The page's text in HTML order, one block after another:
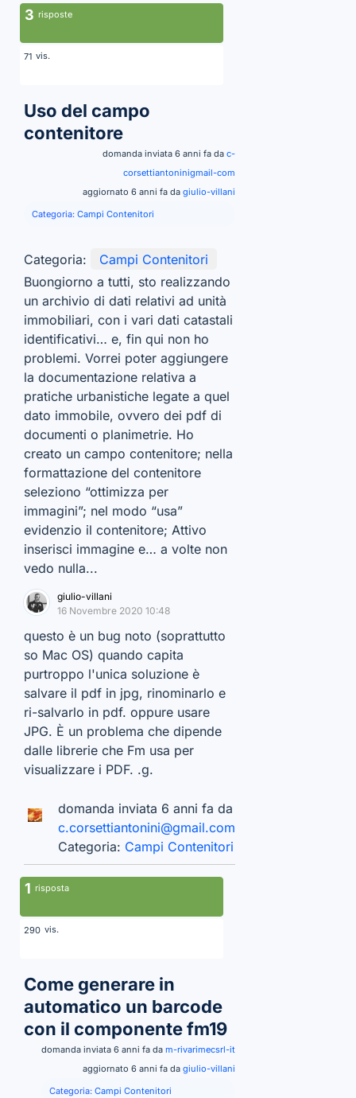
3 risposte
71 vis.
Uso del campo
contenitore
domanda inviata 6 anni fa da c-
corsettiantoninigmail-com
aggiornato 6 anni fa da giulio-villani
Categoria: Campi Contenitori
Categoria:
Campi Contenitori
Buongiorno a tutti, sto realizzando
un archivio di dati relativi ad unità
immobiliari, con i vari dati catastali
identificativi… e, fin qui non ho
problemi. Vorrei poter aggiungere
la documentazione relativa a
pratiche urbanistiche legate a quel
dato immobile, ovvero dei pdf di
documenti o planimetrie. Ho
creato un campo contenitore; nella
formattazione del contenitore
seleziono “ottimizza per
immagini”; nel modo “usa”
evidenzio il contenitore; Attivo
inserisci immagine e… a volte non
vedo nulla...
giulio-villani
16 Novembre 2020 10:48
questo è un bug noto (soprattutto
so Mac OS) quando capita
purtroppo l'unica soluzione è
salvare il pdf in jpg, rinominarlo e
ri-salvarlo in pdf. oppure usare
JPG. È un problema che dipende
dalle librerie che Fm usa per
visualizzare i PDF. .g.
domanda inviata 6 anni fa da
c.corsettiantonini@gmail.com
Categoria: Campi Contenitori
1 risposta
290 vis.
Come generare in
automatico un barcode
con il componente fm19
domanda inviata 6 anni fa da m-rivarimecsrl-it
aggiornato 6 anni fa da giulio-villani
Categoria: Campi Contenitori